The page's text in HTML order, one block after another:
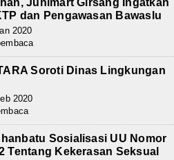
Junimart Girsang Ingatkan
dan Pengawasan Bawaslu
2020
Soroti Dinas Lingkungan
2020
Sosialisasi UU Nomor
Tentang Kekerasan Seksual